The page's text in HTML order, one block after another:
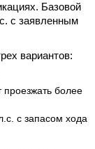
Базовой
с заявленным
вариантов:
более
с запасом хода